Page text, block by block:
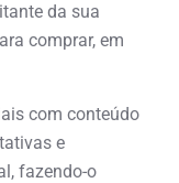
da sua
comprar, em
com conteúdo
e
fazendo-o